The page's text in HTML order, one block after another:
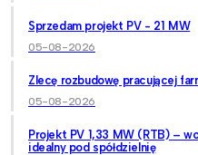
Sprzedam projekt PV - 21 MW
05-08-2026
Zlecę rozbudowę pracującej
05-08-2026
Projekt PV 1,33 MW (RTB) –
idealny pod spółdzielnię